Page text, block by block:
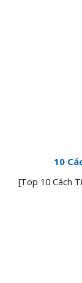
10
[Top 10 Cách